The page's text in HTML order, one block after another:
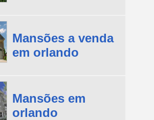
Mansões a venda
em orlando
Mansões em
orlando